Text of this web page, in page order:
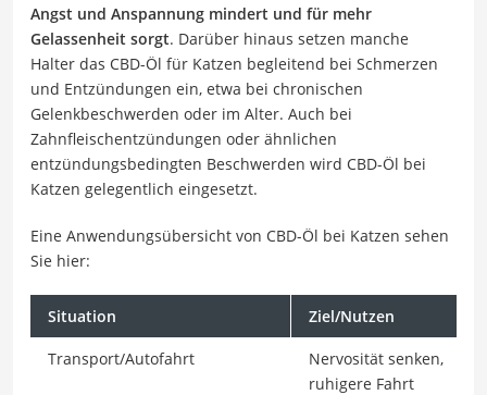
Angst und Anspannung mindert und für mehr
Gelassenheit sorgt. Darüber hinaus setzen manche
Halter das CBD-Öl für Katzen begleitend bei Schmerzen
und Entzündungen ein, etwa bei chronischen
Gelenkbeschwerden oder im Alter. Auch bei
Zahnfleischentzündungen oder ähnlichen
entzündungsbedingten Beschwerden wird CBD-Öl bei
Katzen gelegentlich eingesetzt.
Eine Anwendungsübersicht von CBD-Öl bei Katzen sehen
Sie hier:
Situation Ziel/Nutzen
Transport/Autofahrt
Nervosität senken,
ruhigere Fahrt